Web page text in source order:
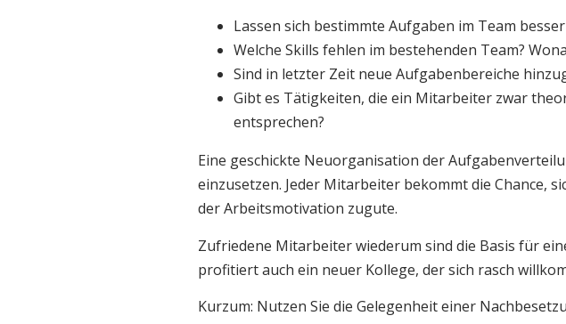
Lassen sich bestimmte Aufgaben im Team
Welche Skills fehlen im bestehenden Team?
Sind in letzter Zeit neue Aufgabenbereiche
Gibt es Tätigkeiten, die ein Mitarbeiter zwar
entsprechen?
Eine geschickte Neuorganisation der
einzusetzen. Jeder Mitarbeiter bekommt die Chance,
der Arbeitsmotivation zugute.
Zufriedene Mitarbeiter wiederum sind die Basis für
profitiert auch ein neuer Kollege, der sich rasch
Kurzum: Nutzen Sie die Gelegenheit einer